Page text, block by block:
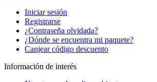
Iniciar sesión
Registrarse
¿Contraseña olvidada?
¿Dónde se encuentra mi paquete?
Canjear código descuento
Información de interés